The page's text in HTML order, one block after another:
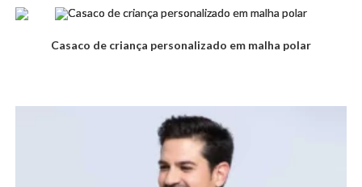
Casaco de criança personalizado em malha polar